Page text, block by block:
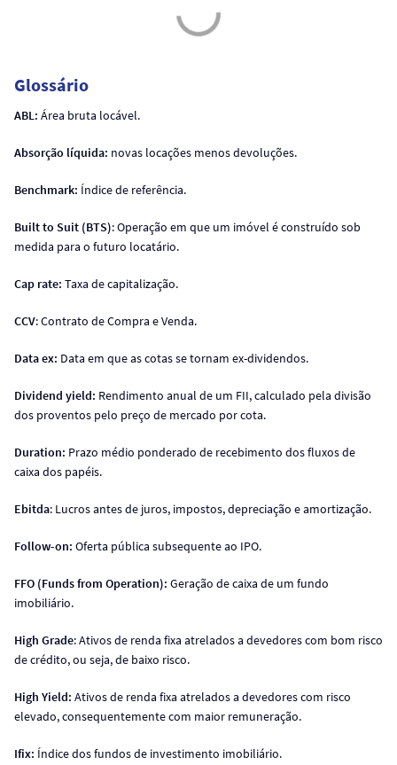
Glossário
ABL: Área bruta locável.
Absorção líquida: novas locações menos devoluções.
Benchmark: Índice de referência.
Built to Suit (BTS): Operação em que um imóvel é construído sob
medida para o futuro locatário.
Cap rate: Taxa de capitalização.
CCV: Contrato de Compra e Venda.
Data ex: Data em que as cotas se tornam ex-dividendos.
Dividend yield: Rendimento anual de um FII, calculado pela divisão
dos proventos pelo preço de mercado por cota.
Duration: Prazo médio ponderado de recebimento dos fluxos de
caixa dos papéis.
Ebitda: Lucros antes de juros, impostos, depreciação e amortização.
Follow-on: Oferta pública subsequente ao IPO.
FFO (Funds from Operation): Geração de caixa de um fundo
imobiliário.
High Grade: Ativos de renda fixa atrelados a devedores com bom risco
de crédito, ou seja, de baixo risco.
High Yield: Ativos de renda fixa atrelados a devedores com risco
elevado, consequentemente com maior remuneração.
Ifix: Índice dos fundos de investimento imobiliário.